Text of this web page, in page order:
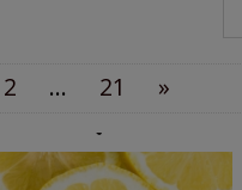
... 21 »